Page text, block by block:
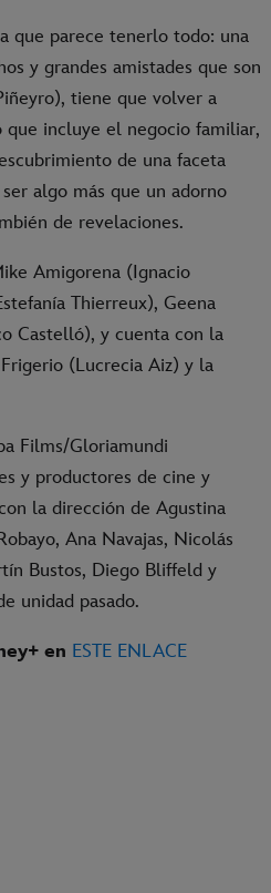
que parece tenerlo todo: una
y grandes amistades que son
tiene que volver a
que incluye el negocio familiar,
de una faceta
algo más que un adorno
de revelaciones.
Amigorena (Ignacio
Thierreux), Geena
Castelló), y cuenta con la
(Lucrecia Aiz) y la
Films/Gloriamundi
y productores de cine y
la dirección de Agustina
Ana Navajas, Nicolás
Bustos, Diego Bliffeld y
unidad pasado.
en ESTE ENLACE